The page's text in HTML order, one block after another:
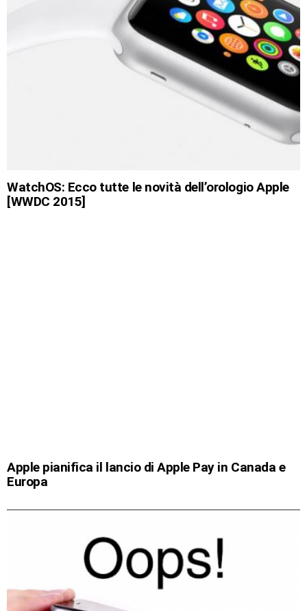
WatchOS: Ecco tutte le novità dell’orologio Apple
[WWDC 2015]
Apple pianifica il lancio di Apple Pay in Canada e
Europa